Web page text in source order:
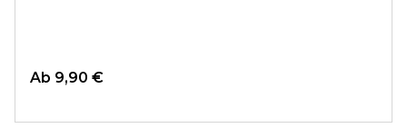
Ab 9,90 €